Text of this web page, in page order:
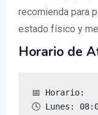
recomienda para
estado físico y
Horario de
📅 Horario:
🕓 Lunes: